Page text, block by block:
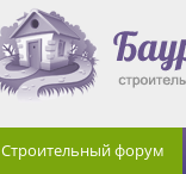
Строительный форум